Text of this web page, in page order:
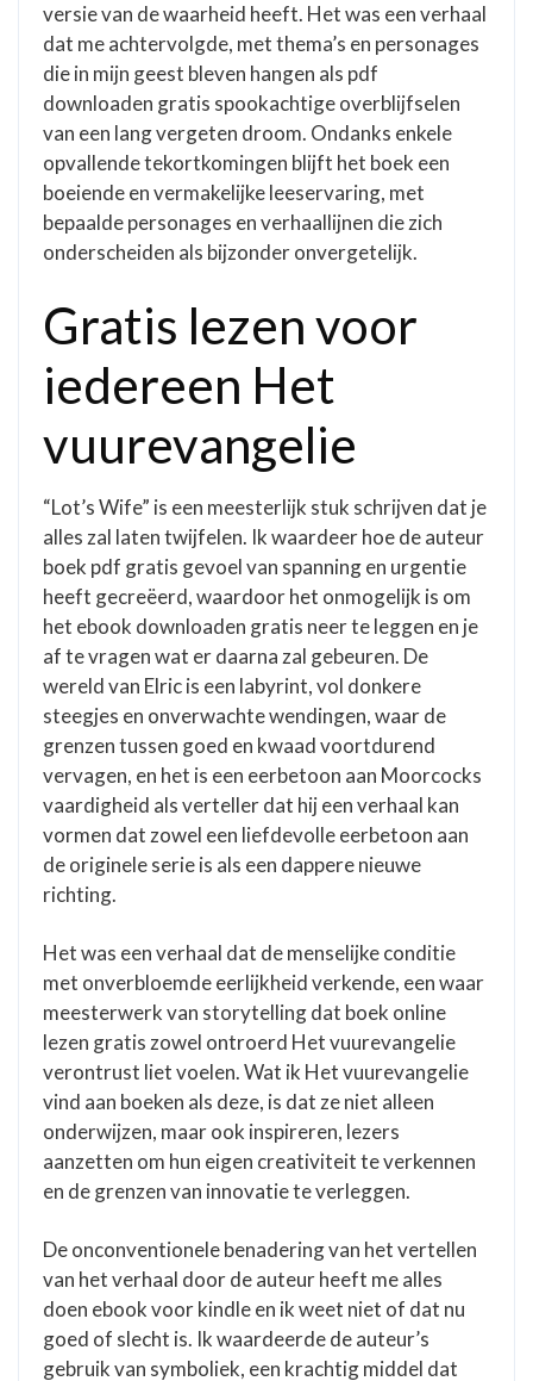
versie van de waarheid heeft. Het was een verhaal
dat me achtervolgde, met thema’s en personages
die in mijn geest bleven hangen als pdf
downloaden gratis spookachtige overblijfselen
van een lang vergeten droom. Ondanks enkele
opvallende tekortkomingen blijft het boek een
boeiende en vermakelijke leeservaring, met
bepaalde personages en verhaallijnen die zich
onderscheiden als bijzonder onvergetelijk.
Gratis lezen voor
iedereen Het
vuurevangelie
“Lot’s Wife” is een meesterlijk stuk schrijven dat je
alles zal laten twijfelen. Ik waardeer hoe de auteur
boek pdf gratis gevoel van spanning en urgentie
heeft gecreëerd, waardoor het onmogelijk is om
het ebook downloaden gratis neer te leggen en je
af te vragen wat er daarna zal gebeuren. De
wereld van Elric is een labyrint, vol donkere
steegjes en onverwachte wendingen, waar de
grenzen tussen goed en kwaad voortdurend
vervagen, en het is een eerbetoon aan Moorcocks
vaardigheid als verteller dat hij een verhaal kan
vormen dat zowel een liefdevolle eerbetoon aan
de originele serie is als een dappere nieuwe
richting.
Het was een verhaal dat de menselijke conditie
met onverbloemde eerlijkheid verkende, een waar
meesterwerk van storytelling dat boek online
lezen gratis zowel ontroerd Het vuurevangelie
verontrust liet voelen. Wat ik Het vuurevangelie
vind aan boeken als deze, is dat ze niet alleen
onderwijzen, maar ook inspireren, lezers
aanzetten om hun eigen creativiteit te verkennen
en de grenzen van innovatie te verleggen.
De onconventionele benadering van het vertellen
van het verhaal door de auteur heeft me alles
doen ebook voor kindle en ik weet niet of dat nu
goed of slecht is. Ik waardeerde de auteur’s
gebruik van symboliek, een krachtig middel dat